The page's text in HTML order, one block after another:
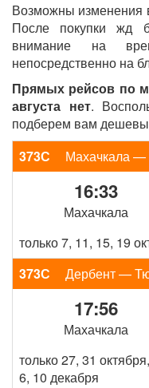
Возможны изменения
После покупки жд
внимание на
непосредственно на
Прямых рейсов по
августа нет.
подберем вам
373С
Махачкала
16:33
Махачкала
только 7, 11, 15, 19
373С
Дербент —
17:56
Махачкала
только 27, 31
6, 10 декабря